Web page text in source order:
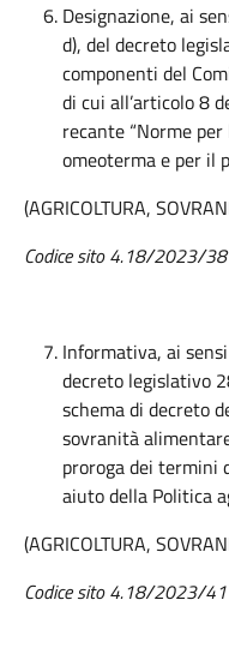
Designazione, ai
d), del decreto
componenti del
di cui all’articolo 8
recante “Norme
omeoterma e per il
(AGRICOLTURA,
Codice sito 4.18/2023/38
Informativa, ai
decreto legislativo
schema di decreto
sovranità
proroga dei termini
aiuto della Politica
(AGRICOLTURA,
Codice sito 4.18/2023/41